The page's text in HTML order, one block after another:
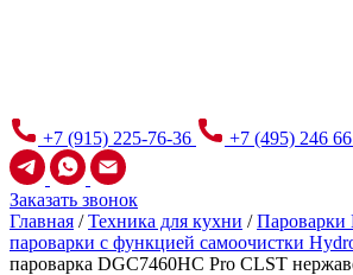
+7 (915) 225-76-36 +7 (495) 246
Заказать звонок
Главная /Техника для кухни /Пароварки
пароварки с функцией самоочистки
пароварка DGC7460HC Pro CLST